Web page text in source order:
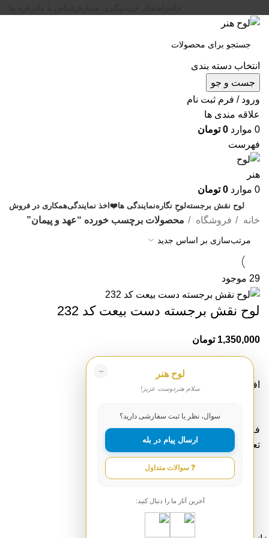
انتخاب دسته بندی
جست و جو
ورود / فرم ثبت نام
علاقه مندی ها
0 موارد 0 تومان
فهرست
0 موارد 0 تومان
لوح نقش برجستهلوحِ نگارهنمایندگی ها❤️ اخذ نمایندگیهمکاری در فروش
خانه فروشگاه محصولات برچسب خورده “عهد و پیمان”
29 موجود
لوح نقش برجسته دست بیعت کد 232
1,350,000 تومان
افزودن به سبد خرید
فروش رفته :0
تعداد موجود:
− لوح هنر
سلام هنردوست عزیز!
سوال، نظر یا ثبت سفارشی دارید؟
ارسال پیام در بله
❓ سوالات متداول
آخرین آثار ما را دنبال کنید: